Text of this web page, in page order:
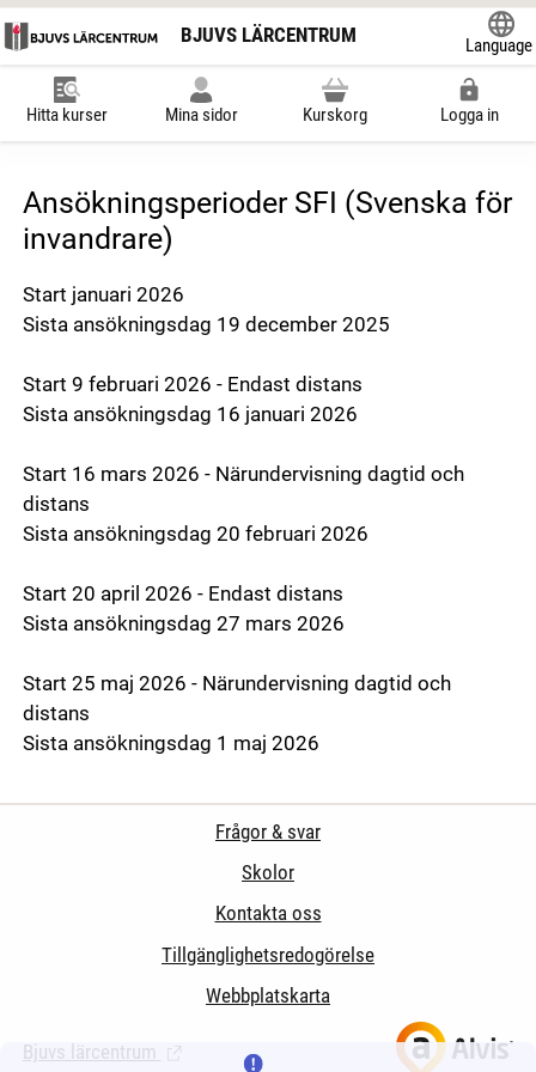
BJUVS LÄRCENTRUM
Language
Hitta kurser Mina sidor Kurskorg Logga in
Ansökningsperioder SFI (Svenska för
invandrare)
Start januari 2026
Sista ansökningsdag 19 december 2025
Start 9 februari 2026 - Endast distans
Sista ansökningsdag 16 januari 2026
Start 16 mars 2026 - Närundervisning dagtid och
distans
Sista ansökningsdag 20 februari 2026
Start 20 april 2026 - Endast distans
Sista ansökningsdag 27 mars 2026
Start 25 maj 2026 - Närundervisning dagtid och
distans
Sista ansökningsdag 1 maj 2026
Frågor & svar
Skolor
Kontakta oss
Tillgänglighetsredogörelse
Webbplatskarta
Bjuvs lärcentrum (Länk till extern sida.)